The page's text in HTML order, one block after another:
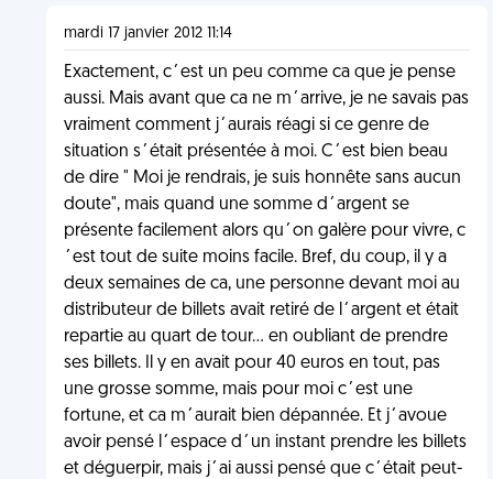
mardi 17 janvier 2012 11:14
Exactement, c´est un peu comme ca que je pense
aussi. Mais avant que ca ne m´arrive, je ne savais pas
vraiment comment j´aurais réagi si ce genre de
situation s´était présentée à moi. C´est bien beau
de dire " Moi je rendrais, je suis honnête sans aucun
doute", mais quand une somme d´argent se
présente facilement alors qu´on galère pour vivre, c
´est tout de suite moins facile. Bref, du coup, il y a
deux semaines de ca, une personne devant moi au
distributeur de billets avait retiré de l´argent et était
repartie au quart de tour... en oubliant de prendre
ses billets. Il y en avait pour 40 euros en tout, pas
une grosse somme, mais pour moi c´est une
fortune, et ca m´aurait bien dépannée. Et j´avoue
avoir pensé l´espace d´un instant prendre les billets
et déguerpir, mais j´ai aussi pensé que c´était peut-